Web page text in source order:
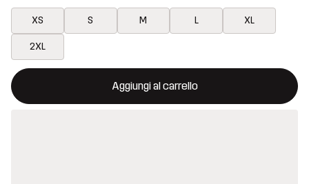
XS S M L XL
2XL
Aggiungi al carrello
Questo tasto aprirà una finestra modale per confermare un
{{size}} non disponibile